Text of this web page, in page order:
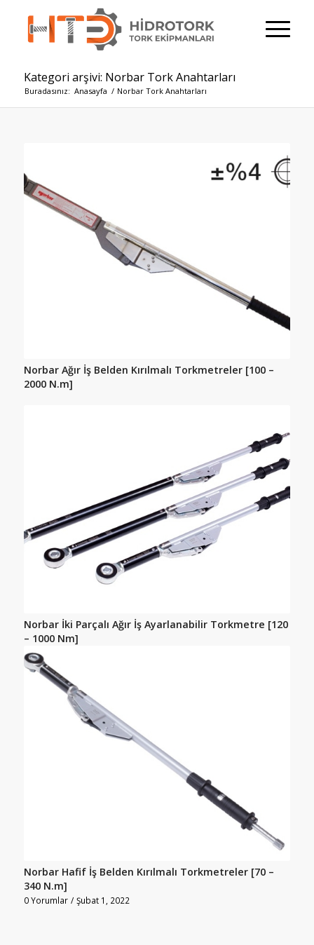
Kategori arşivi: Norbar Tork Anahtarları
Buradasınız: Anasayfa / Norbar Tork Anahtarları
Norbar Ağır İş Belden Kırılmalı Torkmetreler [100 –
2000 N.m]
Norbar İki Parçalı Ağır İş Ayarlanabilir Torkmetre [120
– 1000 Nm]
Norbar Hafif İş Belden Kırılmalı Torkmetreler [70 –
340 N.m]
0 Yorumlar / Şubat 1, 2022